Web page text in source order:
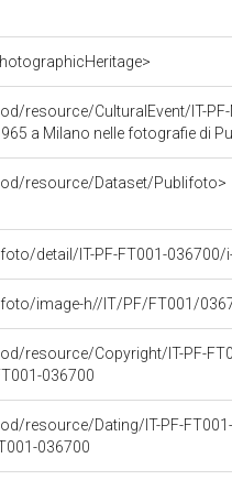
resource/CulturalEvent/IT-
a Milano nelle fotografie di
resource/Dataset/Publifoto>
image-h//IT/PF/FT001/
resource/Copyright/IT-PF-
036700
resource/Dating/IT-PF-
036700